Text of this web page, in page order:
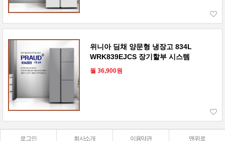
위니아 딤채 양문형 냉장고 834L
WRK839EJCS 장기할부 시스템
월 36,900원
로그인 회사소개 이용약관 맨위로